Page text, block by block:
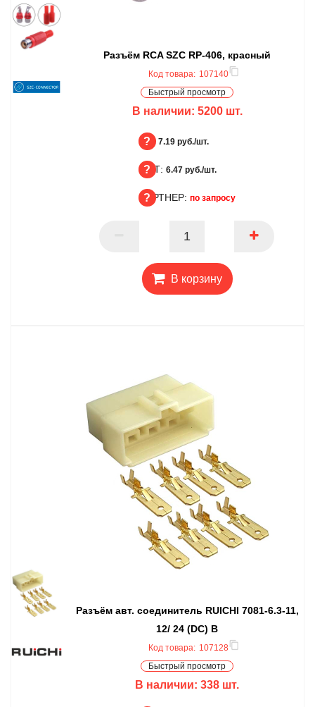
Разъём RCA SZC RP-406, красный
Код товара: 107140
Быстрый просмотр
В наличии: 5200шт.
БЦ: 7.19 руб./шт.
ОПТ: 6.47 руб./шт.
ПАРТНЕР: по запросу
В корзину
Разъём авт. соединитель RUICHI 7081-6.3-11,
12/ 24 (DC) В
Код товара: 107128
Быстрый просмотр
В наличии: 338 шт.